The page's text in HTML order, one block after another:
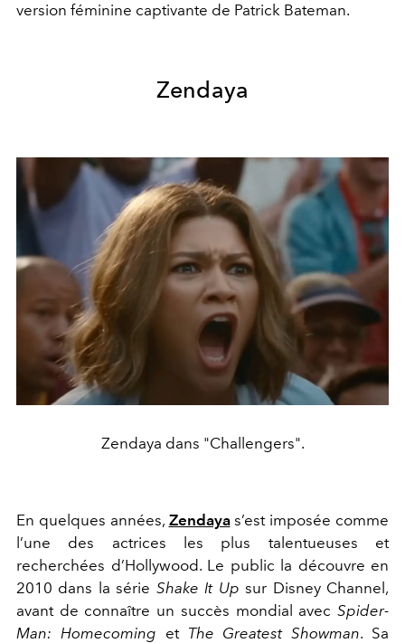
version féminine captivante de Patrick Bateman.
Zendaya
Zendaya dans "Challengers".
En quelques années, Zendayas’est imposée comme
l’une des actrices les plus talentueuses et
recherchées d’Hollywood. Le public la découvre en
2010 dans la série Shake It Up sur Disney Channel,
avant de connaître un succès mondial avec Spider-
Man: Homecoming et The Greatest Showman. Sa